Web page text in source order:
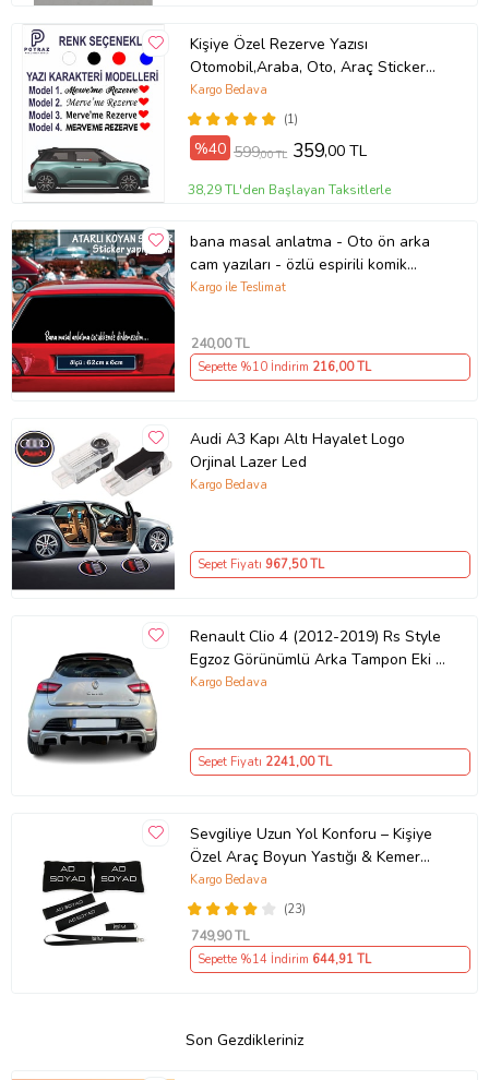
Kişiye Özel Rezerve Yazısı
Otomobil,Araba, Oto, Araç Sticker
(Parlak Beyaz)
(1)
Kargo Bedava
%40 599,00 TL 359,00 TL
38,29 TL'den Başlayan Taksitlerle
bana masal anlatma - Oto ön arka
cam yazıları - özlü espirili komik
türkçe koyan sözler
Kargo ile Teslimat
240,00 TL
Sepette %10 İndirim 216,00 TL
Audi A3 Kapı Altı Hayalet Logo
Orjinal Lazer Led
Kargo Bedava
Sepet Fiyatı 967,50 TL
Renault Clio 4 (2012-2019) Rs Style
Egzoz Görünümlü Arka Tampon Eki -
Difüzör (Plastik)
Kargo Bedava
Sepet Fiyatı 2241,00 TL
Sevgiliye Uzun Yol Konforu – Kişiye
Özel Araç Boyun Yastığı & Kemer
Pedi Hediye Seti
(23)
Kargo Bedava
749,90 TL
Sepette %14 İndirim 644,91 TL
Son Gezdikleriniz